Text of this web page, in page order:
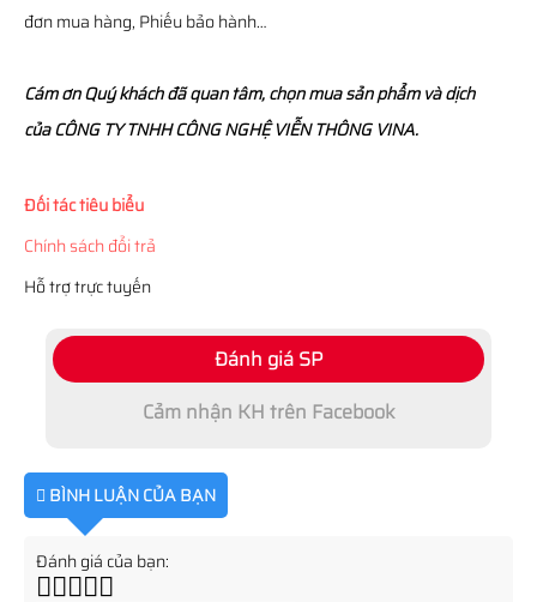
đơn mua hàng, Phiếu bảo hành…
Cám ơn Quý khách đã quan tâm, chọn mua sản phẩm và dịch
của CÔNG TY TNHH CÔNG NGHỆ VIỄN THÔNG VINA.
Đối tác tiêu biểu
Chính sách đổi trả
Hỗ trợ trực tuyến
Đánh giá SP
Cảm nhận KH trên Facebook
BÌNH LUẬN CỦA BẠN
Đánh giá của bạn: